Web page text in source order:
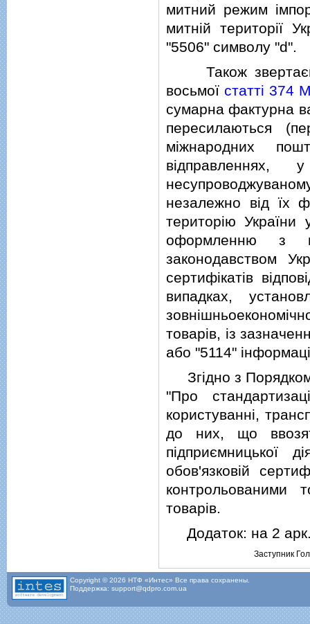
митний режим
митнiй територiї
"5506" символу "d".
Також
восьмоїстаттi 374
сумарна фактурна
пересилаються
мiжнародних
вiдправленнях,
незалежно вiд їх
територiю України
оформленню з
законодавством
сертифiкатiв
випадках,
товарiв, iз
або "5114"
Згiдно з
"Про
користуваннi,
до них, що
пiдприємницької
обов'язковiй
контрольованими
товарiв.
Додаток: на 2
Заступник
Copyright © 2026 НТФ «Интес» Все права сохранены.
Поддержка: support@qdpro.com.ua